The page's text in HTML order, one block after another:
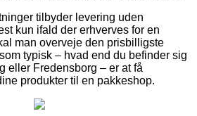
tilbyder levering uden
kun ifald der erhverves for en
man overveje den prisbilligste
typisk – hvad end du befinder sig
eller Fredensborg – er at få
produkter til en pakkeshop.